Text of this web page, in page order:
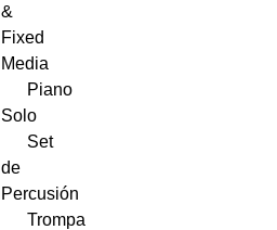
&
Fixed
Media
Piano
Solo
Set
de
Percusión
Trompa